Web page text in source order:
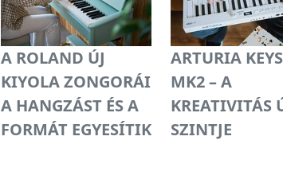
A ROLAND ÚJ
KIYOLA ZONGORÁI
A HANGZÁST ÉS A
FORMÁT EGYESÍTIK
ARTURIA
MK2 – A
KREATIVITÁS
SZINTJE